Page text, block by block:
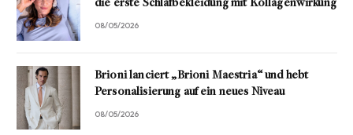
die erste Schlafbekleidung mit Kollagenwirkung
08/05/2026
Brioni lanciert „Brioni Maestria“ und hebt
Personalisierung auf ein neues Niveau
08/05/2026